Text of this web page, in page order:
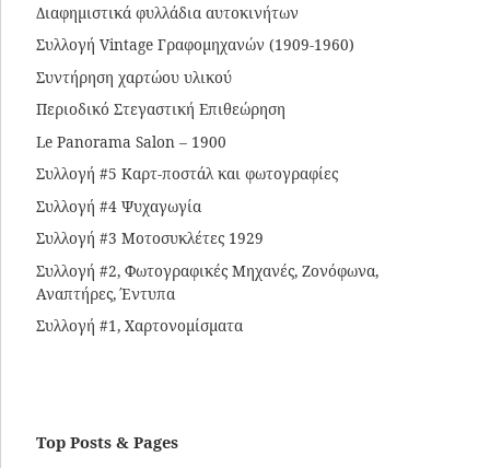
Διαφημιστικά φυλλάδια αυτοκινήτων
Συλλογή Vintage Γραφομηχανών (1909-1960)
Συντήρηση χαρτώου υλικού
Περιοδικό Στεγαστική Επιθεώρηση
Le Panorama Salon – 1900
Συλλογή #5 Καρτ-ποστάλ και φωτογραφίες
Συλλογή #4 Ψυχαγωγία
Συλλογή #3 Μοτοσυκλέτες 1929
Συλλογή #2, Φωτογραφικές Μηχανές, Ζονόφωνα,
Αναπτήρες, Έντυπα
Συλλογή #1, Χαρτονομίσματα
Top Posts & Pages